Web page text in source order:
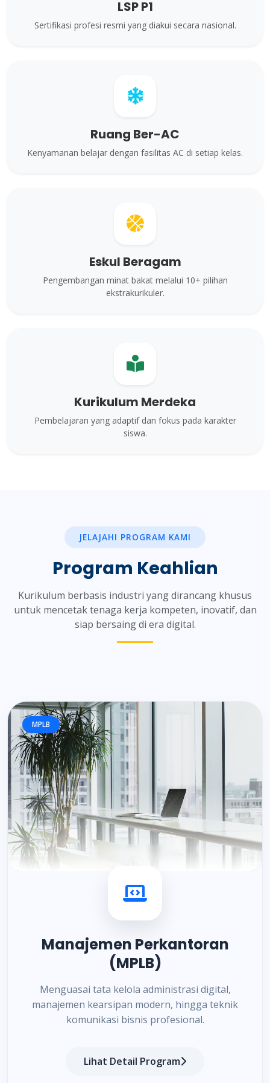
LSP P1
Sertifikasi profesi resmi yang diakui secara nasional.
Ruang Ber-AC
Kenyamanan belajar dengan fasilitas AC di setiap kelas.
Eskul Beragam
Pengembangan minat bakat melalui 10+ pilihan
ekstrakurikuler.
Kurikulum Merdeka
Pembelajaran yang adaptif dan fokus pada karakter
siswa.
JELAJAHI PROGRAM KAMI
Program Keahlian
Kurikulum berbasis industri yang dirancang khusus
untuk mencetak tenaga kerja kompeten, inovatif, dan
siap bersaing di era digital.
MPLB
Manajemen Perkantoran
(MPLB)
Menguasai tata kelola administrasi digital,
manajemen kearsipan modern, hingga teknik
komunikasi bisnis profesional.
Lihat Detail Program